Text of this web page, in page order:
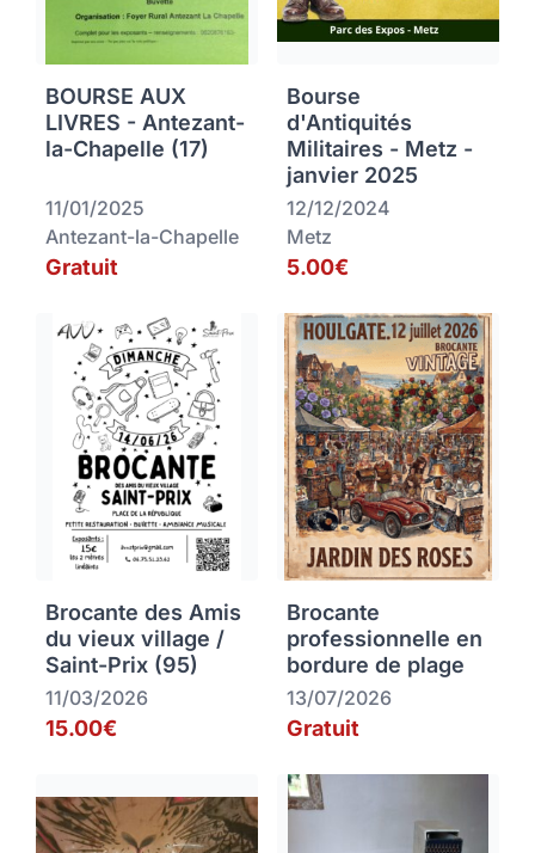
BOURSE AUX
LIVRES - Antezant-
la-Chapelle (17)
11/01/2025
Antezant-la-Chapelle
Gratuit
Bourse
d'Antiquités
Militaires - Metz -
janvier 2025
12/12/2024
Metz
5.00€
Brocante des Amis
du vieux village /
Saint-Prix (95)
11/03/2026
15.00€
Brocante
professionnelle en
bordure de plage
13/07/2026
Gratuit